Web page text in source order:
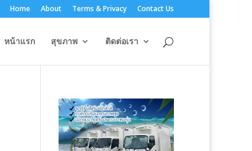
Home About Terms & Privacy Contact Us
หน้าแรก สุขภาพ ติดต่อเรา